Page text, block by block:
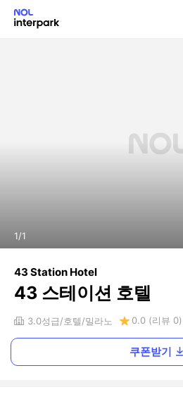
1/1
43 Station Hotel
43 스테이션 호텔
3.0성급 호텔 밀라노 0.0 (리뷰 0)
쿠폰받기